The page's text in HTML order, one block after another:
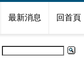
最新消息 回首頁